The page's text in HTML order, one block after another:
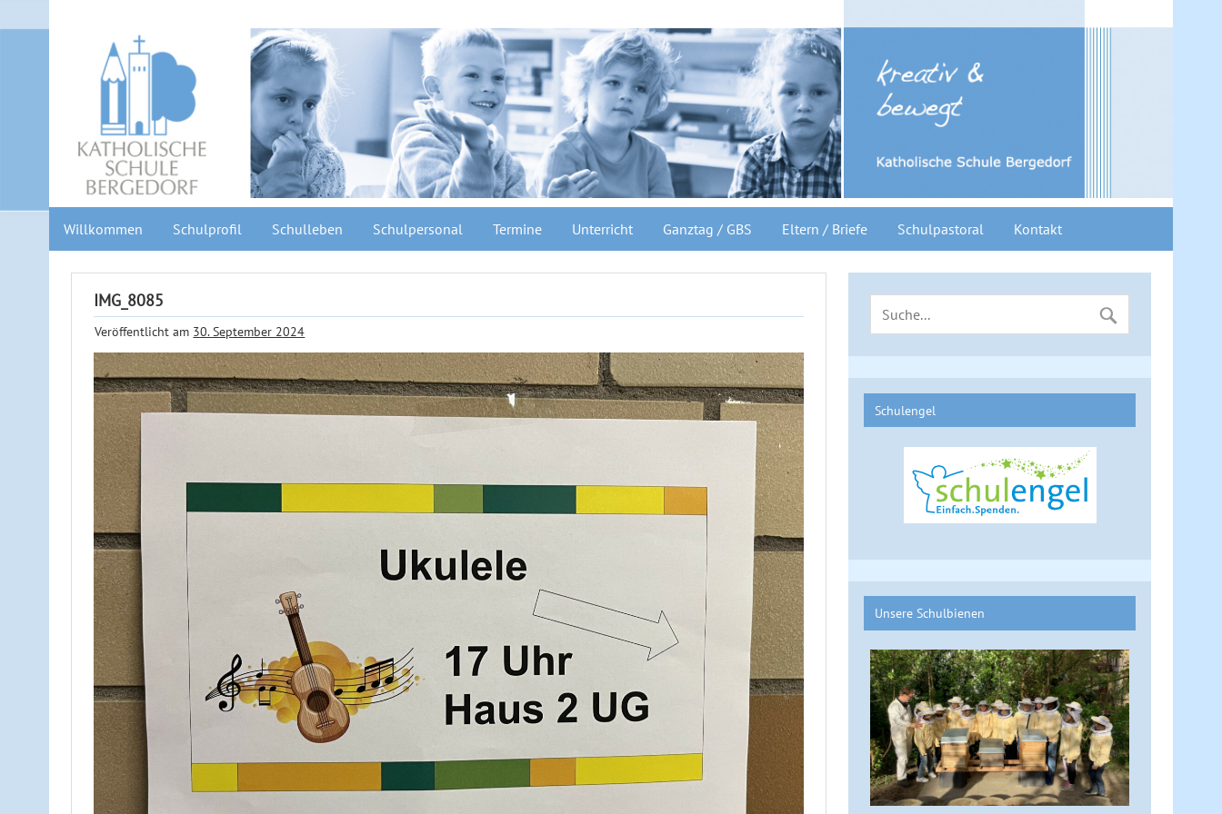
Willkommen Schulprofil Schulleben Schulpersonal Termine Unterricht Ganztag / GBS Eltern / Briefe Schulpastoral Kontakt
IMG_8085
Veröffentlicht am 30. September 2024
Schulengel
Unsere Schulbienen